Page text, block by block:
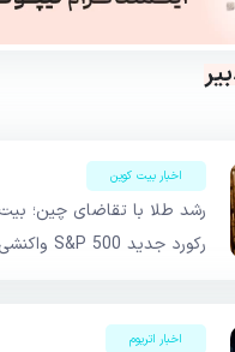
اخبار بیت کوین
رشد طلا با تقاضای چین؛
رکورد جدید S&P 500 واکنشی نشان نداد
اخبار اتریوم